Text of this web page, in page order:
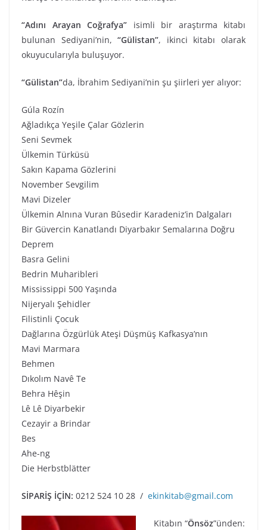
“Adını Arayan Coğrafya” isimli bir araştırma kitabı
bulunan Sediyani’nin,“Gülistan”, ikinci kitabı olarak
okuyucularıyla buluşuyor.
“Gülistan”da, İbrahim Sediyani’nin şu şiirleri yer alıyor:
Gúla Rozín
Ağladıkça Yeşile Çalar Gözlerin
Seni Sevmek
Ülkemin Türküsü
Sakın Kapama Gözlerini
November Sevgilim
Mavi Dizeler
Ülkemin Alnına Vuran Bûsedir Karadeniz’in Dalgaları
Bir Güvercin Kanatlandı Diyarbakır Semalarına Doğru
Deprem
Basra Gelini
Bedrin Muharibleri
Mississippi 500 Yaşında
Nijeryalı Şehidler
Filistinli Çocuk
Dağlarına Özgürlük Ateşi Düşmüş Kafkasya’nın
Mavi Marmara
Behmen
Dıkolım Navê Te
Behra Hêşin
Lê Lê Diyarbekir
Cezayir a Brindar
Bes
Ahe-ng
Die Herbstblätter
SİPARİŞ İÇİN: 0212 524 10 28 / ekinkitab@gmail.com
Kitabın “Önsöz”ünden: